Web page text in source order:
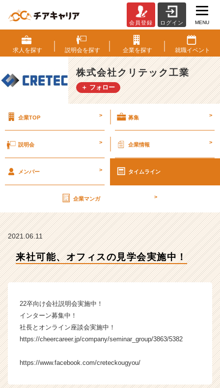
社
可
能、
オ
フ
ィ
学
施
会
社
ッ
ク
業
タ
ム
ラ
|
会員登録 ログイン MENU
求人を探す 説明会を探す 企業を探す 就職イベント
株式会社クリテック工業
＋ フォロー
企業TOP > 募集 >
説明会 > 企業情報 >
メンバー > タイムライン
企業マンガ >
2021.06.11
来社可能、オフィスの見学会実施中！
22卒向け会社説明会実施中！
インターン募集中！
社長とオンライン座談会実施中！
https://cheercareer.jp/company/seminar_group/3863/5382
https://www.facebook.com/creteckougyou/